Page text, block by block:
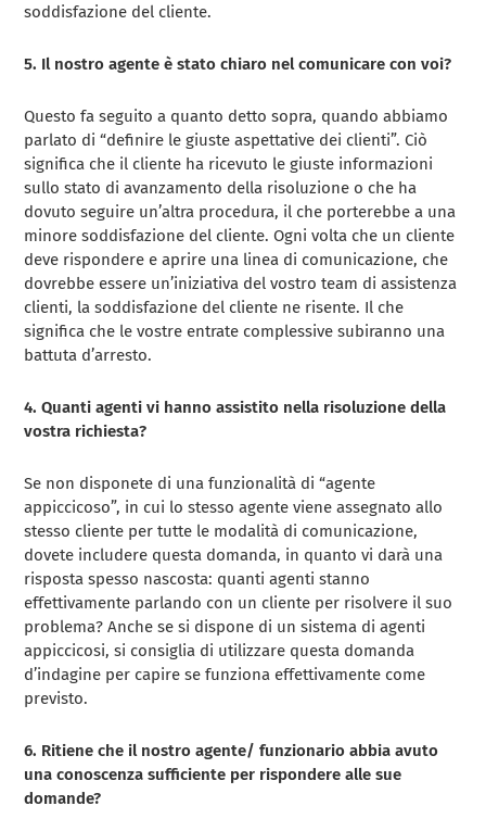
soddisfazione del cliente.
5. Il nostro agente è stato chiaro nel comunicare con voi?
Questo fa seguito a quanto detto sopra, quando abbiamo
parlato di “definire le giuste aspettative dei clienti”. Ciò
significa che il cliente ha ricevuto le giuste informazioni
sullo stato di avanzamento della risoluzione o che ha
dovuto seguire un’altra procedura, il che porterebbe a una
minore soddisfazione del cliente. Ogni volta che un cliente
deve rispondere e aprire una linea di comunicazione, che
dovrebbe essere un’iniziativa del vostro team di assistenza
clienti, la soddisfazione del cliente ne risente. Il che
significa che le vostre entrate complessive subiranno una
battuta d’arresto.
4. Quanti agenti vi hanno assistito nella risoluzione della
vostra richiesta?
Se non disponete di una funzionalità di “agente
appiccicoso”, in cui lo stesso agente viene assegnato allo
stesso cliente per tutte le modalità di comunicazione,
dovete includere questa domanda, in quanto vi darà una
risposta spesso nascosta: quanti agenti stanno
effettivamente parlando con un cliente per risolvere il suo
problema? Anche se si dispone di un sistema di agenti
appiccicosi, si consiglia di utilizzare questa domanda
d’indagine per capire se funziona effettivamente come
previsto.
6. Ritiene che il nostro agente/ funzionario abbia avuto
una conoscenza sufficiente per rispondere alle sue
domande?